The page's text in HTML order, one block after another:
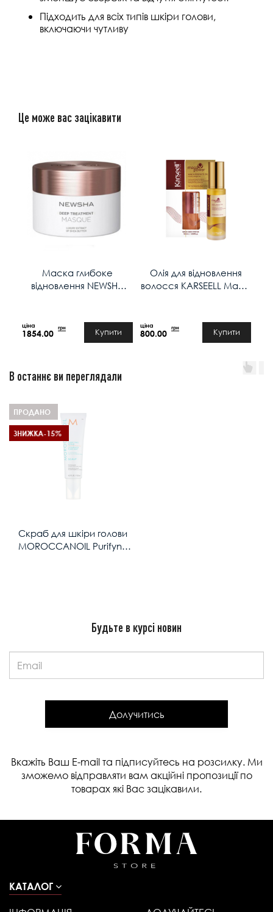
Підходить для всіх типів шкіри голови,
включаючи чутливу
Це може вас зацікавити
Маска глибоке
відновлення NEWSHA
1854.00
грн Купити
Олія для відновлення
волосся KARSEELL Maca
800.00
грн Купити
В останнє ви переглядали
ПРОДАНО
ЗНИЖКА-15%
Скраб для шкіри голови
MОROCCANOIL Purifyng
Будьте в курсі новин
Долучитись
Вкажіть Ваш E-mail та підписуйтесь на розсилку. Ми
зможемо відправляти вам акційні пропозиції по
товарах які Вас зацікавили.
КАТАЛОГ